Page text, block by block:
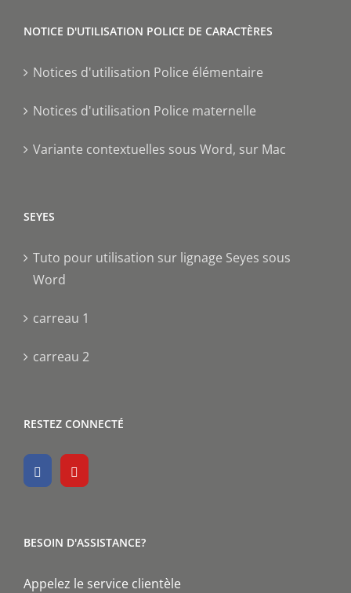
NOTICE D'UTILISATION POLICE DE CARACTÈRES
Notices d'utilisation Police élémentaire
Notices d'utilisation Police maternelle
Variante contextuelles sous Word, sur Mac
SEYES
Tuto pour utilisation sur lignage Seyes sous
Word
carreau 1
carreau 2
RESTEZ CONNECTÉ
BESOIN D'ASSISTANCE?
Appelez le service clientèle